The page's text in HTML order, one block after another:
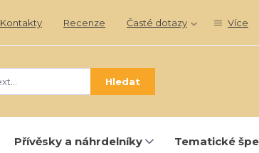
Kontakty Recenze Časté dotazy Více
Hledat
Přívěsky a náhrdelníky Tematické